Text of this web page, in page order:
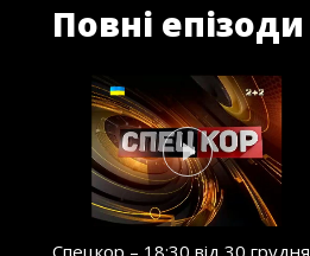
Повні епізоди